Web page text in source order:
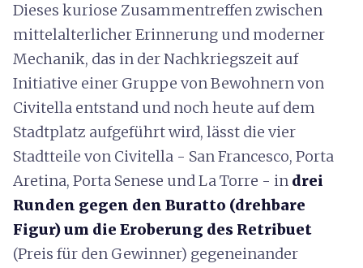
Dieses kuriose Zusammentreffen zwischen
mittelalterlicher Erinnerung und moderner
Mechanik, das in der Nachkriegszeit auf
Initiative einer Gruppe von Bewohnern von
Civitella entstand und noch heute auf dem
Stadtplatz aufgeführt wird, lässt die vier
Stadtteile von Civitella - San Francesco, Porta
Aretina, Porta Senese und La Torre - in drei
Runden gegen den Buratto (drehbare
Figur) um die Eroberung des Retribuet
(Preis für den Gewinner) gegeneinander